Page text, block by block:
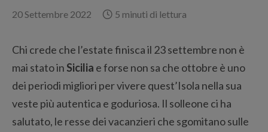
20 Settembre 2022 5 minuti di lettura
Chi crede che l’estate finisca il 23 settembre non è
mai stato inSicilia e forse non sa che ottobre è uno
dei periodi migliori per vivere quest’Isola nella sua
veste più autentica e goduriosa. Il solleone ci ha
salutato, le resse dei vacanzieri che sgomitano sulle